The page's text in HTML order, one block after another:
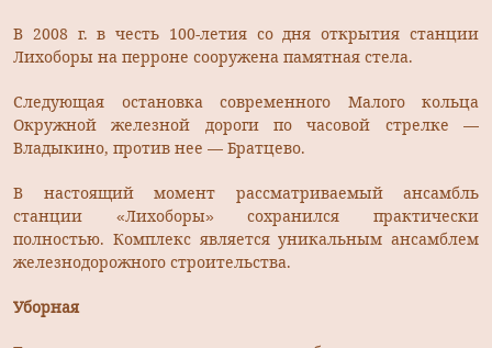
В 2008 г. в честь 100-летия со дня открытия станции
Лихоборы на перроне сооружена памятная стела.
Следующая остановка современного Малого кольца
Окружной железной дороги по часовой стрелке —
Владыкино, против нее — Братцево.
В настоящий момент рассматриваемый ансамбль
станции «Лихоборы» сохранился практически
полностью. Комплекс является уникальным ансамблем
железнодорожного строительства.
Уборная